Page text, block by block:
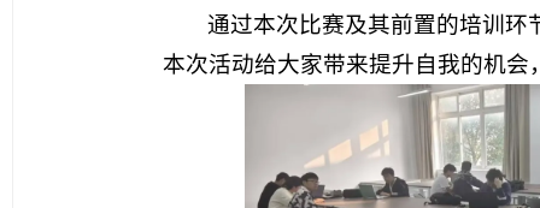
通过本次比赛及其前置的培训环
本次活动给大家带来提升自我的机